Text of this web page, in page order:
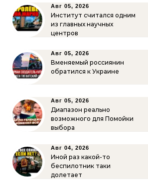
Авг 05, 2026
Институт считался одним
из главных научных
центров
Авг 05, 2026
Вменяемый россиянин
обратился к Украине
Авг 05, 2026
Диапазон реально
возможного для Помойки
выбора
Авг 04, 2026
Иной раз какой-то
беспилотник таки
долетает